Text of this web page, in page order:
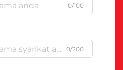
0/100
0/200